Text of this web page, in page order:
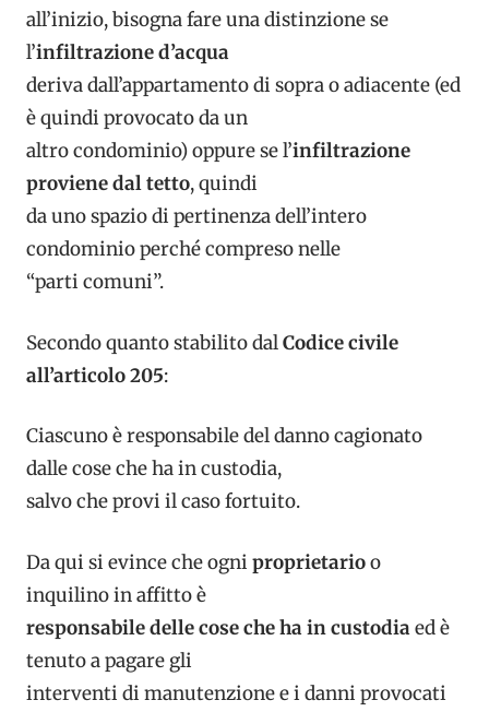
all’inizio, bisogna fare una distinzione se
l’infiltrazione d’acqua
deriva dall’appartamento di sopra o adiacente (ed
è quindi provocato da un
altro condominio) oppure se l’infiltrazione
proviene dal tetto, quindi
da uno spazio di pertinenza dell’intero
condominio perché compreso nelle
“parti comuni”.
Secondo quanto stabilito dalCodice civile
all’articolo 205:
Ciascuno è responsabile del danno cagionato
dalle cose che ha in custodia,
salvo che provi il caso fortuito.
Da qui si evince che ogni proprietarioo
inquilino in affitto è
responsabile delle cose che ha in custodiaed è
tenuto a pagare gli
interventi di manutenzione e i danni provocati